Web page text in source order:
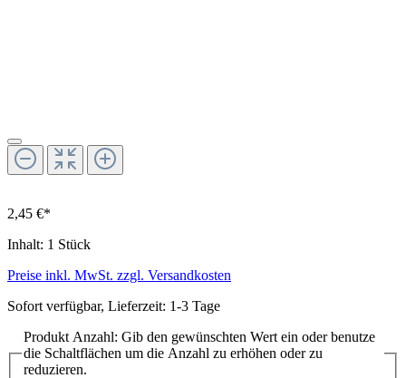
2,45 €*
Inhalt: 1 Stück
Preise inkl. MwSt. zzgl. Versandkosten
Sofort verfügbar, Lieferzeit: 1-3 Tage
Produkt Anzahl: Gib den gewünschten Wert ein oder benutze
die Schaltflächen um die Anzahl zu erhöhen oder zu
reduzieren.